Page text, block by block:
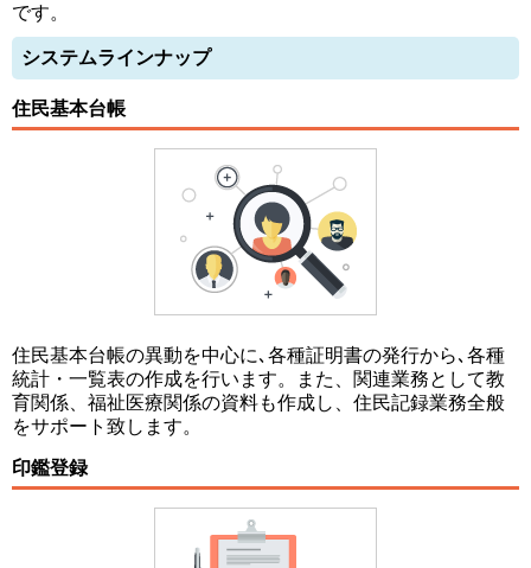
です。
システムラインナップ
住民基本台帳
住民基本台帳の異動を中心に､各種証明書の発行から､各種
統計・一覧表の作成を行います。また、関連業務として教
育関係、福祉医療関係の資料も作成し、住民記録業務全般
をサポート致します。
印鑑登録